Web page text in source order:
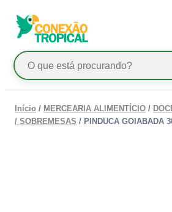
Pesquisar
produtos
paraInício / MERCEARIA ALIMENTÍCIO /
/ SOBREMESAS / PINDUCA GOIABADA